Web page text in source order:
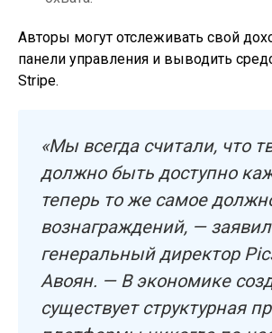
Авторы могут отслеживать свой
панели управления и выводить
Stripe.
«Мы всегда считали, что
должно быть доступно
теперь то же самое
вознаграждений, —
генеральный директор
Авоян. — В экономике
существует структурная